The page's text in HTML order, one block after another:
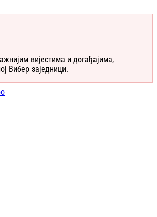
вијестима и догађајима,
Вибер заједници.